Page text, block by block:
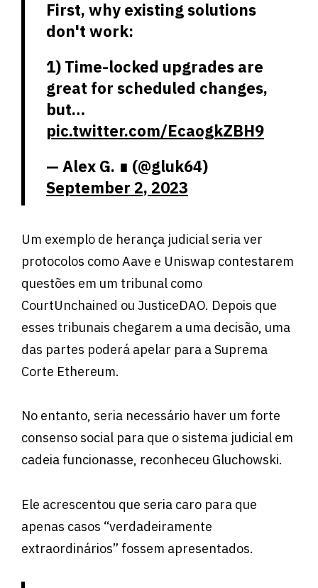
First, why existing solutions
don't work:
1) Time-locked upgrades are
great for scheduled changes,
but…
pic.twitter.com/EcaogkZBH9
— Alex G. ∎ (@gluk64)
September 2, 2023
Um exemplo de herança judicial seria ver
protocolos como Aave e Uniswap contestarem
questões em um tribunal como
CourtUnchained ou JusticeDAO. Depois que
esses tribunais chegarem a uma decisão, uma
das partes poderá apelar para a Suprema
Corte Ethereum.
No entanto, seria necessário haver um forte
consenso social para que o sistema judicial em
cadeia funcionasse, reconheceu Gluchowski.
Ele acrescentou que seria caro para que
apenas casos “verdadeiramente
extraordinários” fossem apresentados.